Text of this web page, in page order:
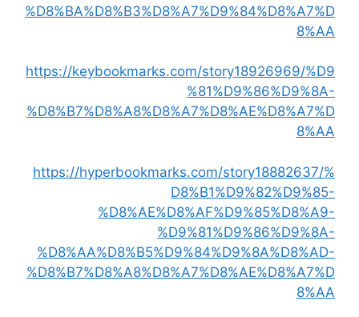
%D8%BA%D8%B3%D8%A7%D9%84%D8%A7%D
8%AA
https://keybookmarks.com/story18926969/%D9
%81%D9%86%D9%8A-
%D8%B7%D8%A8%D8%A7%D8%AE%D8%A7%D
8%AA
https://hyperbookmarks.com/story18882637/%
D8%B1%D9%82%D9%85-
%D8%AE%D8%AF%D9%85%D8%A9-
%D9%81%D9%86%D9%8A-
%D8%AA%D8%B5%D9%84%D9%8A%D8%AD-
%D8%B7%D8%A8%D8%A7%D8%AE%D8%A7%D
8%AA